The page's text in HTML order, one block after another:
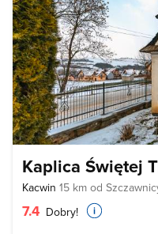
Kaplica Świętej
Kacwin 15 km od
7.4 Dobry!